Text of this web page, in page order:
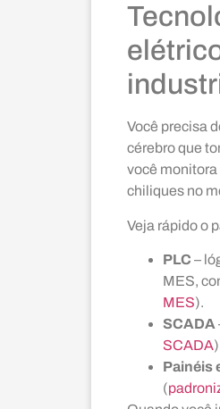
Você precisa
cérebro que
você
chiliques no
Veja rápido o
PLC –
MES,
MES).
SCADA
SCADA
Painéis
(